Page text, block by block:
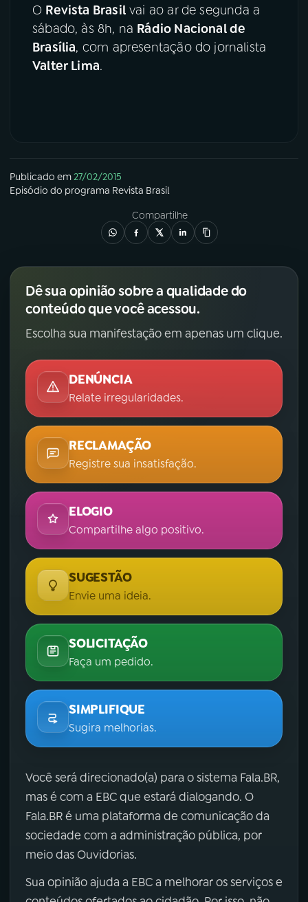
O Revista Brasilvai ao ar de segunda a
sábado, às 8h, na Rádio Nacional de
Brasília, com apresentação do jornalista
Valter Lima.
Publicado em27/02/2015
Episódio do programa Revista Brasil
Compartilhe
Dê sua opinião sobre a qualidade do
conteúdo que você acessou.
Escolha sua manifestação em apenas um clique.
DENÚNCIA
Relate irregularidades.
RECLAMAÇÃO
Registre sua insatisfação.
ELOGIO
Compartilhe algo positivo.
SUGESTÃO
Envie uma ideia.
SOLICITAÇÃO
Faça um pedido.
SIMPLIFIQUE
Sugira melhorias.
Você será direcionado(a) para o sistema Fala.BR,
mas é com a EBC que estará dialogando. O
Fala.BR é uma plataforma de comunicação da
sociedade com a administração pública, por
meio das Ouvidorias.
Sua opinião ajuda a EBC a melhorar os serviços e